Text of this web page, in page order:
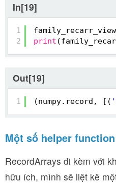
In[19]
1
2
family_recarr_view
print
Out[19]
1 (numpy.record, [(
Một số helper
RecordArrays đi kèm với
hữu ích, mình sẽ liệt kê